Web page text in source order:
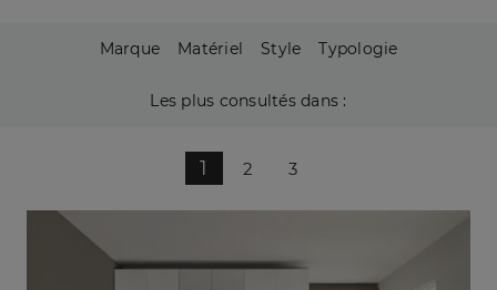
Marque Matériel Style Typologie
Les plus consultés dans :
1 2 3